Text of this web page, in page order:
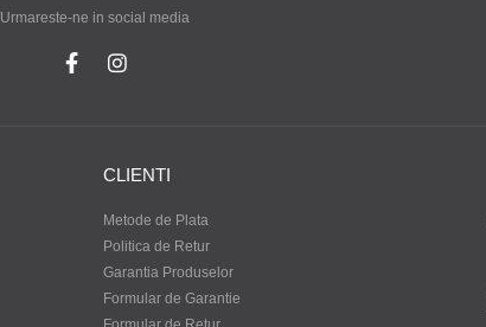
Urmareste-ne in social media
CLIENTI
Metode de Plata
Politica de Retur
Garantia Produselor
Formular de Garantie